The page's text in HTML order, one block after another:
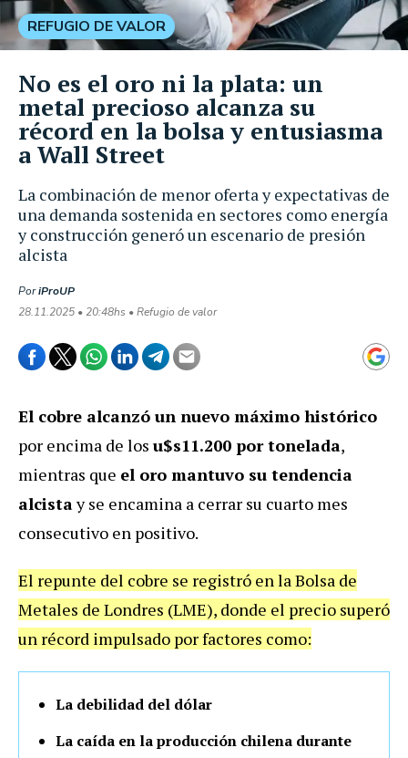
La combinación de menor oferta y expectativas de
una demanda sostenida en sectores como energía
y construcción generó un escenario de presión
alcista
PoriProUP
28.11.2025 • 20:48hs • Refugio de valor
REFUGIO DE VALOR
No es el oro ni la plata: un
metal precioso alcanza su
récord en la bolsa y entusiasma
a Wall Street
El cobre alcanzó un nuevo máximo histórico
por encima de los u$s11.200 por tonelada,
mientras que el oro mantuvo su tendencia
alcistay se encamina a cerrar su cuarto mes
consecutivo en positivo.
El repunte del cobre se registró en la Bolsa de
Metales de Londres (LME), donde el precio superó
un récord impulsado por factores como:
La debilidad del dólar
La caída en la producción chilena durante